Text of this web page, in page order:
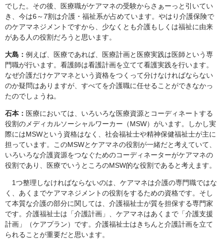
でした。その後、医療職がケアマネの受験からさぁーっと引いてい
き、今は6～7割は介護・福祉系が占めています。やはり介護保険で
のケアマネジメントですから、少なくとも介護もしくは福祉に由来
がある人の役割だろうと思います。
大島： 例えば、医療であれば、医療計画と医療実践は医師という専
門職が行います。看護師は看護計画を立てて看護実践を行います。
なぜ介護だけケアマネという資格をつくって分けなければならない
のか疑問はありますが、すべてを介護職に任せることができなかっ
たのでしょうね。
石本： 医療においては、いろいろな医療資源とコーディネートする
役割のメディカルソーシャルワーカー（MSW）がいます。しかし実
際にはMSWという資格はなく、社会福祉士や精神保健福祉士が主に
担っています。このMSWとケアマネの役割が一緒だと考えていて、
いろいろな介護資源をつなぐためのコーディネーターがケアマネの
役割であり、医療でいうところのMSW的な役割であると考えます。
1つ整理しなければならないのは、ケアマネは介護の専門職ではな
く、あくまでケアマネジメントの役割をするための資格です。そし
て本質な介護の部分に関しては、介護福祉士が質を担保する専門家
です。介護福祉士は「介護計画」、ケアマネはあくまで「介護支援
計画」（ケアプラン）です。介護福祉士はきちんと介護計画を立て
られることが重要だと思います。